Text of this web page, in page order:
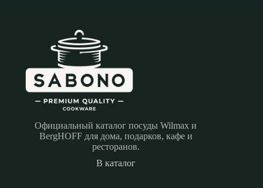
Официальный каталог посуды Wilmax и
BergHOFF для дома, подарков, кафе и
ресторанов.
В каталог